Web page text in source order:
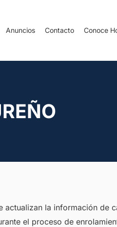
Anuncios Contacto Conoce
actualizan la información de
el proceso de